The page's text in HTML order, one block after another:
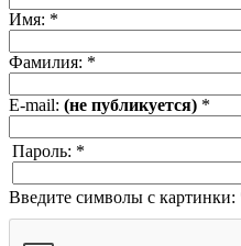
Имя: *
Фамилия: *
E-mail: (не публикуется) *
Пароль: *
Введите символы с картинки: